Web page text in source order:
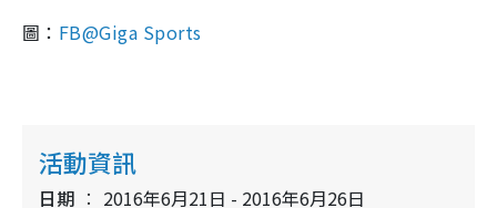
圖： FB@Giga Sports
活動資訊
日期 2016年6月21日 - 2016年6月26日